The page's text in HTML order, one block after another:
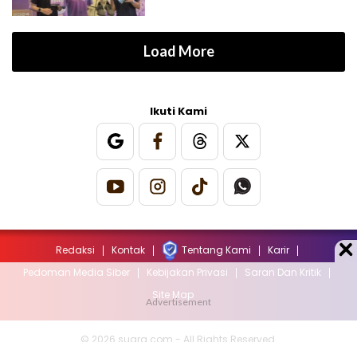
Load More
Ikuti Kami
Redaksi Kontak Tentang Kami
Karir
Pedoman Media Siber
Kebijakan Privasi
Saran Dan Kritik
Site Map
© 2026 suara.com - All Rights Reserved.